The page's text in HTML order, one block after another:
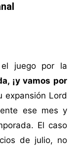
juego por la
¡y vamos por
expansión Lord
ese mes y
El caso
de julio, no